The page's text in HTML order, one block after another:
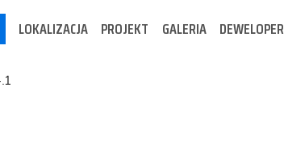
LOKALIZACJA PROJEKT GALERIA DEWELOPER